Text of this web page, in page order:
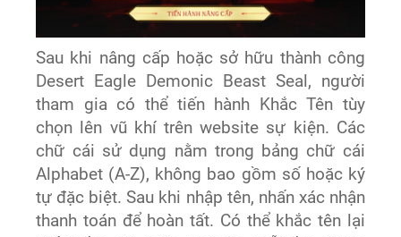
Sau khi nâng cấp hoặc sở hữu thành công
Desert Eagle Demonic Beast Seal, người
tham gia có thể tiến hành Khắc Tên tùy
chọn lên vũ khí trên website sự kiện. Các
chữ cái sử dụng nằm trong bảng chữ cái
Alphabet (A-Z), không bao gồm số hoặc ký
tự đặc biệt. Sau khi nhập tên, nhấn xác nhận
thanh toán để hoàn tất. Có thể khắc tên lại